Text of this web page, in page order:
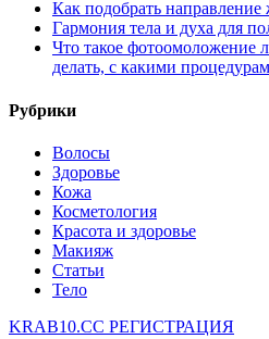
Как подобрать
Гармония тела и духа для
Что такое фотоомоложение
делать, с какими
Рубрики
Волосы
Здоровье
Кожа
Косметология
Красота и здоровье
Макияж
Статьи
Тело
KRAB10.CC РЕГИСТРАЦИЯ